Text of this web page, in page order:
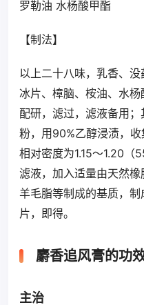
罗勒油 水杨酸甲酯
【制法】
以上二十八味，乳香、没
冰片、樟脑、桉油、水
配研，滤过，滤液备用
粉，用90%乙醇浸渍，
相对密度为1.15～1.20
滤液，加入适量由天然橡
羊毛脂等制成的基质，
片，即得。
麝香追风膏的功
主治